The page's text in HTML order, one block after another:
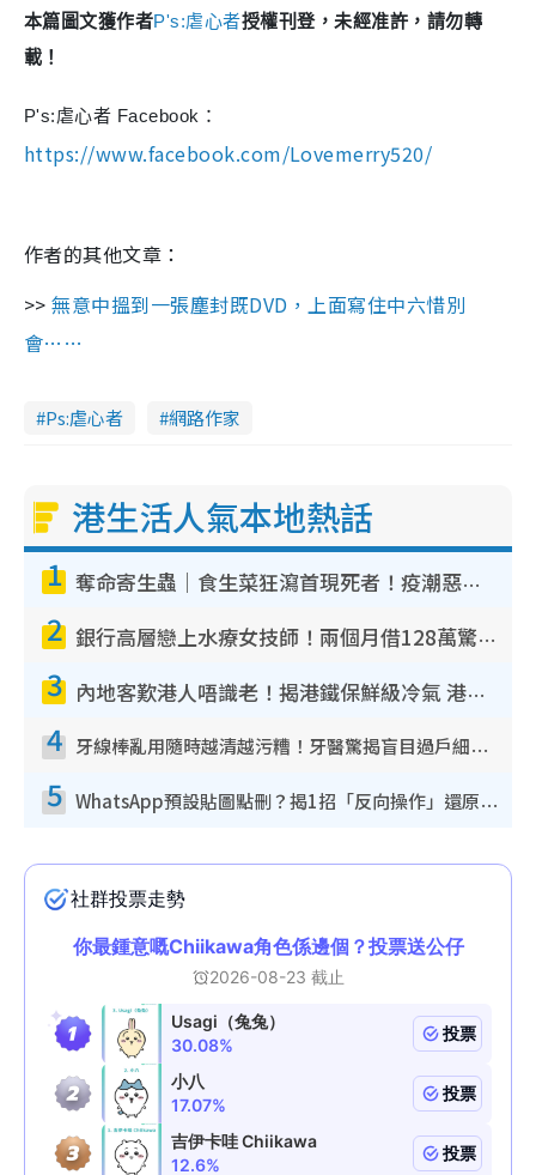
本篇圖文獲作者P's:虐心者授權刊登，未經准許，請勿轉
載！
P's:虐心者 Facebook：
https://www.facebook.com/Lovemerry520/
作者的其他文章：
>> 無意中搵到一張塵封既DVD，上面寫住中六惜別
會……
Ps:虐心者 網路作家
港生活人氣本地熱話
1 奪命寄生蟲｜食生菜狂瀉首現死者！疫潮惡化錄1.8萬宗病例 揭洗菜3大謬誤
2 銀行高層戀上水療女技師！兩個月借128萬驚覺「沉船」沉落火海 揭背後疑似邪教操控賣淫
3 內地客歎港人唔識老！揭港鐵保鮮級冷氣 港人求放過：咪投訴
4 牙線棒亂用隨時越清越污糟！牙醫驚揭盲目過戶細菌恐致蛀牙：呢種先係日常真保養
5 WhatsApp預設貼圖點刪？揭1招「反向操作」還原簡潔介面 附3步實測教學